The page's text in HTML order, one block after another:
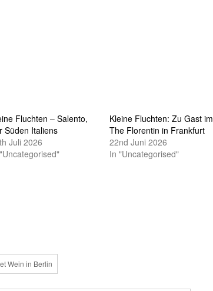
Fluchten – Salento,
Süden Italiens
Juli 2026
Kleine Fluchten: Zu Gast im
The Florentin in Frankfurt
22nd Juni 2026
In "Uncategorised"
Wein in Berlin